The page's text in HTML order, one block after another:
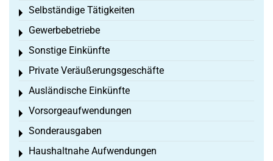
Selbständige Tätigkeiten
Toggle menu
Gewerbebetriebe
Toggle menu
Sonstige Einkünfte
Toggle menu
Private Veräußerungsgeschäfte
Toggle menu
Ausländische Einkünfte
Toggle menu
Vorsorgeaufwendungen
Toggle menu
Sonderausgaben
Toggle menu
Haushaltnahe Aufwendungen
Toggle menu